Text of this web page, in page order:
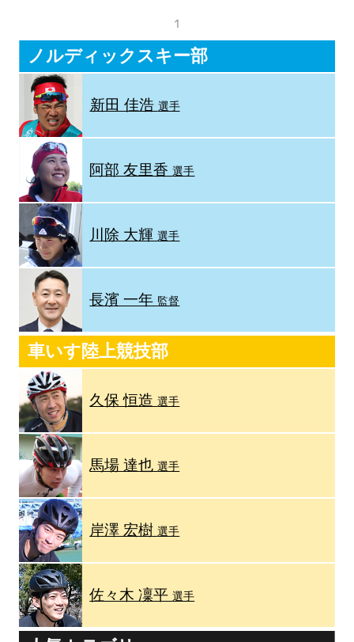
1
ノルディックスキー部
新田 佳浩 選手
阿部 友里香選手
川除 大輝選手
長濱 一年 監督
車いす陸上競技部
久保 恒造選手
馬場 達也選手
岸澤 宏樹選手
佐々木 凜平選手